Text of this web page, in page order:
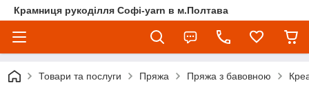
Крамниця рукоділля Софі-yarn в м.Полтава
Товари та послуги Пряжа Пряжа з бавовною